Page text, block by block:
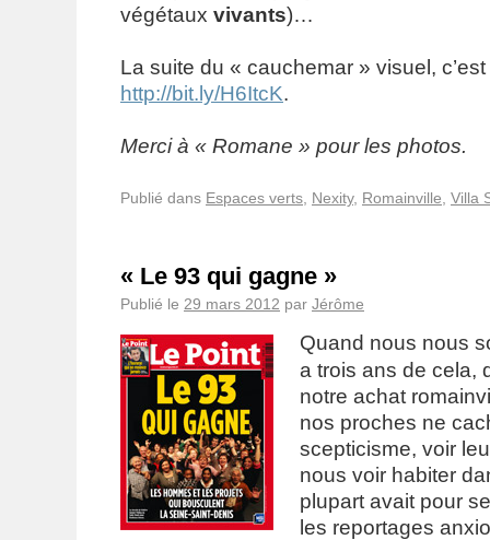
végétaux vivants)…
La suite du « cauchemar » visuel, c’est
http://bit.ly/H6ItcK.
Merci à « Romane » pour les photos.
Publié dans Espaces verts Nexity, Romainville Villa
« Le 93 qui gagne »
Publié le 29 mars 2012 par Jérôme
Quand nous nous
a trois ans de cela,
notre achat
nos proches ne
scepticisme, voir
nous voir habiter
plupart avait pour
les reportages